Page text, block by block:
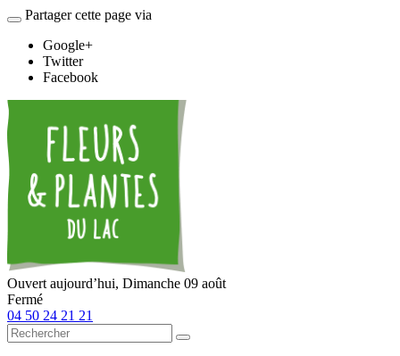
Partager cette page via
Google+
Twitter
Facebook
Ouvert aujourd’hui, Dimanche 09 août
Fermé
04 50 24 21 21